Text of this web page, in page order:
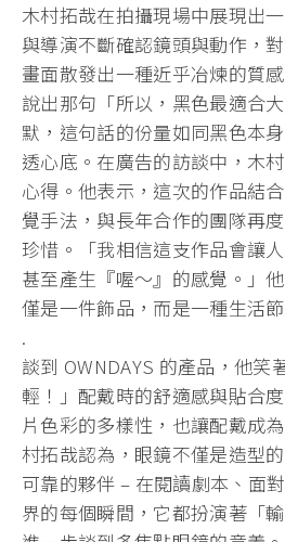
木村拓哉在拍攝現場中展現出
與導演不斷確認鏡頭與動作，
畫面散發出一種近乎冶煉的質
說出那句「所以，黑色最適合
默，這句話的份量如同黑色本
透心底。在廣告的訪談中，木
心得。他表示，這次的作品結
覺手法，與長年合作的團隊再
珍惜。「我相信這支作品會讓
甚至產生『喔～』的感覺。」
僅是一件飾品，而是一種生活
.
談到 OWNDAYS 的產品，他笑
輕！」配戴時的舒適感與貼合
片色彩的多樣性，也讓配戴成
村拓哉認為，眼鏡不僅是造型
可靠的夥伴 – 在閱讀劇本、面
界的每個瞬間，它都扮演著「